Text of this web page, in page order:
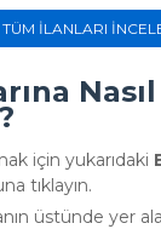
TÜM İLANLARI
Nasıl
için yukarıdaki
tıklayın.
üstünde yer